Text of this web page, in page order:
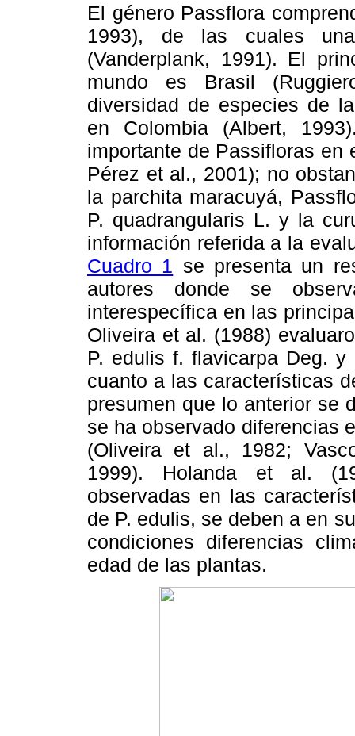
El género Passflora
1993), de las cuales
(Vanderplank, 1991). El
mundo es Brasil
diversidad de especies de
en Colombia (Albert,
importante de Passifloras en
Pérez et al., 2001); no
la parchita maracuyá,
P. quadrangularis L. y la
información referida a la
Cuadro 1 se presenta un
autores donde se
interespecífica en las
Oliveira et al. (1988)
P. edulis f. flavicarpa Deg.
cuanto a las características
presumen que lo anterior se
se ha observado diferencias
(Oliveira et al., 1982;
1999). Holanda et al.
observadas en las
de P. edulis, se deben a en
condiciones diferencias
edad de las plantas.